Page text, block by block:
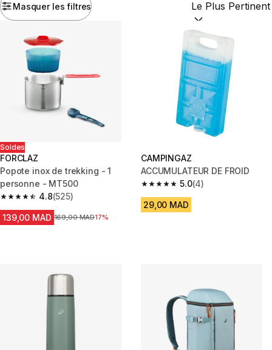
Masquer les filtres Trier par :
Soldes
FORCLAZ
Popote inox de trekking - 1
personne - MT500
4.8
4.8 out of 5 stars from 525 reviews
(525)
139,00 MAD Prix avant la réduction
169,00 MAD17%
CAMPINGAZ
ACCUMULATEUR DE FROID
5.0
5.0 out of 5 stars from 4
(4)
29,00 MAD